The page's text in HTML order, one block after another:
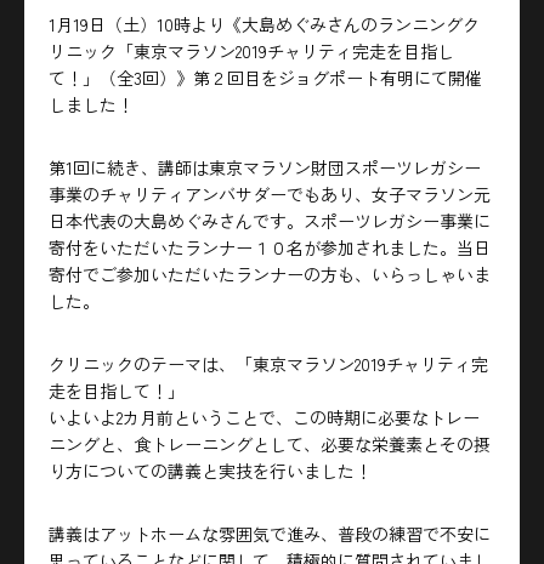
1月19日（土）10時より《大島めぐみさんのランニングク
リニック「東京マラソン2019チャリティ完走を目指し
て！」（全3回）》第２回目をジョグポート有明にて開催
しました！
第1回に続き、講師は東京マラソン財団スポーツレガシー
事業のチャリティアンバサダーでもあり、女子マラソン元
日本代表の大島めぐみさんです。スポーツレガシー事業に
寄付をいただいたランナー１０名が参加されました。当日
寄付でご参加いただいたランナーの方も、いらっしゃいま
した。
クリニックのテーマは、「東京マラソン2019チャリティ完
走を目指して！」
いよいよ2カ月前ということで、この時期に必要なトレー
ニングと、食トレーニングとして、必要な栄養素とその摂
り方についての講義と実技を行いました！
講義はアットホームな雰囲気で進み、普段の練習で不安に